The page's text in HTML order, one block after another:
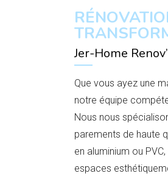
Jer-Home
Que vous ayez une
notre équipe
Nous nous
parements de haute
en aluminium ou
espaces